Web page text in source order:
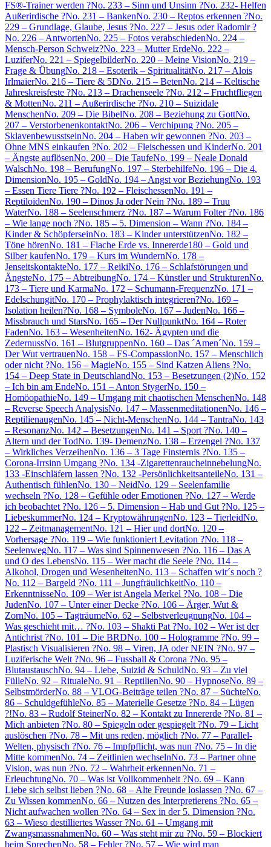
FS®-Trainer werden ?No. 233 – Sinn und Unsinn ?No. 232- Helfen
Außerirdische ?No. 231 – BankenNo. 230 – Reptos erkennen ?No.
229 – Grundlage, Glaube, Jesus ?No. 227 – Jesus oder Radomir ?
No. 226 – AntwortenNo. 225 – Fotos verabschiedenNo. 224 –
Mensch-Person Schweiz?No. 223 – Mutter ErdeNo. 222 –
LuziferNo. 221 – SpiegelbilderNo. 220 – Meine VisionNo. 219 –
Frage & ÜbungNo. 218 – Esoterik – SpiritualitätNo. 217 – Alois
IrlmaierNo. 216 – Tiere & 5DNo. 215 – BetenNo. 214 – Keltische
Jahreskreisfeste ?No. 213 – Drachenseele ?No. 212 – Fruchtfliegen
& MottenNo. 211 – Außerirdische ?No. 210 – Suizidale
MenschenNo. 209 – Die BibelNo. 208 – Beziehung zu GottNo.
207 – VerstorbenenkontaktNo. 206 – Verchipung ?No. 205 –
SklavenbewusstseinNo. 204 – Haben wir gewonnen ?No. 203 –
Ohne MNS einkaufen ?No. 202 – Fleischessen und KinderNo. 201
– Ängste auflösenNo. 200 – Die TaufeNo. 199 – Neale Donald
WalschNo. 198 – BerufungNo. 197 – SterbehilfeNo. 196 – Die 4.
DimensionNo. 195 – GoldNo. 194 – Angst vor BeziehungNo. 193
– Essen Tiere Tiere ?No. 192 – FleischessenNo. 191 –
ReptiloidenNo. 190 – Dinos Ja oder Nein ?No. 189 – Truu
WaterNo. 188 – Seelenschmerz ?No. 187 – Warum Folter ?No. 186
– Wie lange noch ?No. 185 – 5. Dimension – Wann ?No. 184 –
Kinder & SchöpferseinNo. 183 – Kinder unterstützenNo. 182 –
Töne hörenNo. 181 – Flache Erde vs. Innererde180 – Gold und
Silber kaufenNo. 179 – Kurs im WundernNo. 178 –
JenseitskontakteNo. 177 – ReikiNo. 176 – Schlafstörungen und
ÄngsteNo. 175 – AbtreibungNo. 174 – Künstler und StrukturenNo.
173 – Tiere und KarmaNo. 172 – Schumann-FrequenzNo. 171 –
EdelschungitNo. 170 – Prophylaktisch integrieren?No. 169 –
Isolation heilen?No. 168 – SymboleNo. 167 – JudenNo. 166 –
Missbrauch und StarsNo. 165 – Der NullpunktNo. 164 – Roter
FadenNo. 163 – WesenheitenNo. 162- Ägypten und die
ZedernussNo. 161 – BlutgruppenNo. 160 – Das ´Amen´No. 159 –
Der Wut vertrauenNo. 158 – FS-CompassionNo. 157 – Menschlich
oder nicht ?No. 156 – MagieNo. 155 – Sind Katzen Aliens ?No.
154 – Deep State in DeutschlandNo. 153 – Besetzungen (2)No. 152
– Ich bin am EndeNo. 151 – Anton StygerNo. 150 –
HomöopathieNo. 149 – Umgang mit chaotischen MenschenNo. 148
– Reverse Speech AnalysisNo. 147 – MassenmeditationenNo. 146 –
ReptilienaugenNo. 145 – Nicht-MenschenNo. 144 – TantraNo. 143
– ResonanzNo. 142 – BesetzungenNo. 141 – Sport ?No. 140 –
Altern und der TodNo. 139- DemenzNo. 138 – Erzengel ?No. 137
– Wirkliches VerzeihenNo. 136 – 3 Tage Finsternis ?No. 135 –
Corona-Irrsinn Umgang ?No. 134 -ZigarettenraucheinnebelungNo.
133 -Einschläfern lassen ?No. 132 -PersönlichkeitsanteileNo. 131 –
Authentisch fühlenNo. 130 – NeidNo. 129 – Seelenfamilie
wechseln ?No. 128 – Gefühle oder Emotionen ?No. 127 – Werde
ich beobachtet ?No. 126 – 5. Dimension – Hab und Gut ?No. 125 –
LiebeskummerNo. 124 – KryptowährungenNo. 123 – TierleidNo.
122 – ZeitmanagementNo. 121 – Hier und dortNo. 120 –
Vorhersage ?No. 119 – Wie funktioniert Levitation ?No. 118 –
SeelenwegNo. 117 – Was sind Spinnenwesen ?No. 116 – Das A
und O des LebensNo. 115 – Wer macht die Seele ?No. 114 –
Alkohol, Drogen und WesenheitenNo. 113 – Schaffen wir´s noch ?
No. 112 – Bargeld ?No. 111 – JungfräulichkeitNo. 110 –
ErkenntnisseNo. 109 – Wer ist Angela Merkel ?No. 108 – Die
JudenNo. 107 – Unter einer Decke ?No. 106 – Ärger, Wut &
ZornNo. 105 – TagträumeNo. 62 – SelbstverleugnungNo. 104 –
Was geschieht mit… ?No. 103 – Shakti Pat ?No. 102 – Wer ist der
Antichrist ?No. 101 – Die BRDNo. 100 – Hologramme ?No. 99 –
Plastisch Visualisieren ?No. 98 – Viren, JA oder NEIN ?No. 97 –
Luziferische Welt ?No. 96 – Fussball & Corona ?No. 95 –
BlutaustauschNo. 94 – Liebe, Suizid & SchuldNo. 93 – Zu viel
FülleNo. 92 – RitualeNo. 91 – ReptilienNo. 90 – HypnoseNo. 89 –
SelbstmörderNo. 88 – VLOG-Beiträge teilen ?No. 87 – SüchteNo.
86 – SchuldgefühleNo. 85 – Materielle Gesetze ?No. 84 – Lügen
?!No. 83 – Rudolf SteinerNo. 82 – Kontakt zu Innererde ?No. 81 –
Mich anbieten ?No. 80 – Spiegeln oder gespiegelt ?No. 79 – Licht
auslöschen ?No. 78 – Mit uns reden, möglich ?No. 77 – Parallel-
Welten, physisch ?No. 76 – Impfpflicht, was nun ?No. 75 – In die
Mitte kommenNo. 74 – Zeitlinien wechselnNo. 73 – Partner ohne
Vision, was nun ?No. 72 – Wahrheit erkennenNo. 71 –
ErleuchtungNo. 70 – Was ist Vollkommenheit ?No. 69 – Kann
Liebe sich selbst lieben ?No. 68 – Alte Freunde loslassen ?No. 67 –
Zu Wissen kommenNo. 66 – Nutzen des Interpretierens ?No. 65 –
Nicht aufwachen wollen ?No. 64 – Sex in der 5. Dimension ?No.
63 – Wieso destilliertes Wasser ?No. 61 – Umgang mit
ZwangsmassnahmenNo. 60 – Was steht mir zu ?No. 59 – Blockiert
beim SprechenNo. 58 – Fehler ?No. 57 – Wie wird man